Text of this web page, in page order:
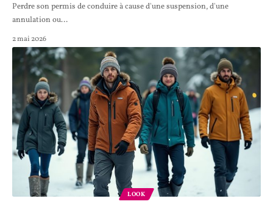
Perdre son permis de conduire à cause d'une suspension, d'une
annulation ou…
2 mai 2026
LOOK